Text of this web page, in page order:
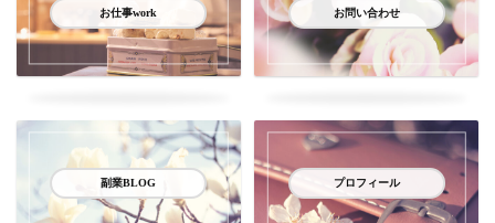
お仕事work お問い合わせ
副業BLOG プロフィール